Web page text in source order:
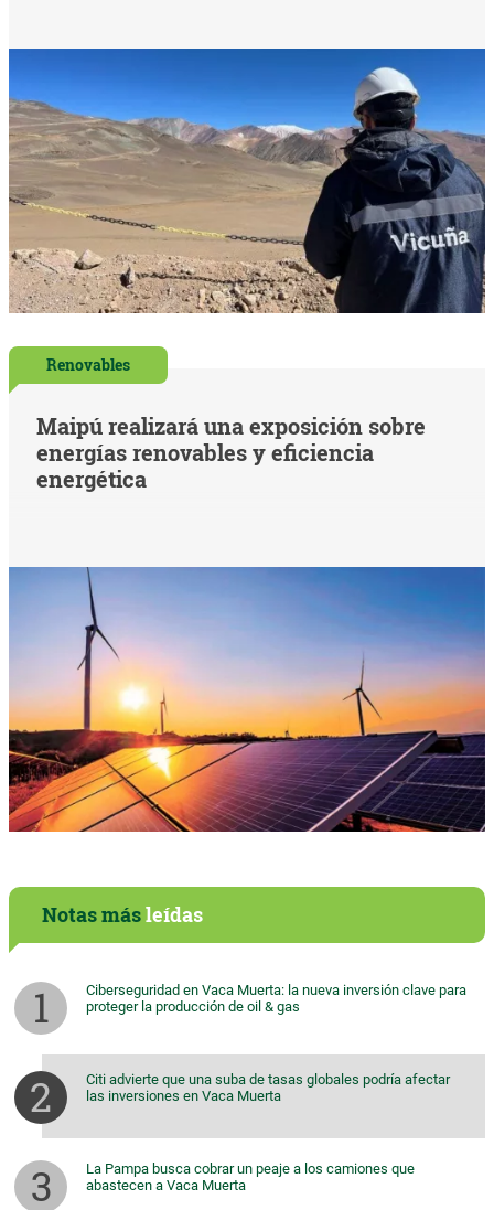
Renovables
Maipú realizará una exposición sobre
energías renovables y eficiencia
energética
Notas másleídas
Ciberseguridad en Vaca Muerta: la nueva inversión clave para
proteger la producción de oil & gas
Citi advierte que una suba de tasas globales podría afectar
las inversiones en Vaca Muerta
La Pampa busca cobrar un peaje a los camiones que
abastecen a Vaca Muerta